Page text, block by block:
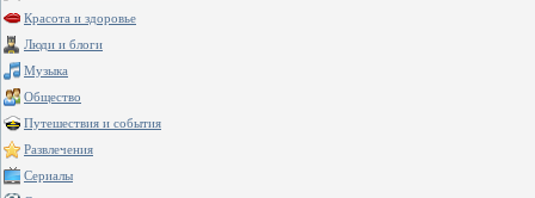
Красота и здоровье
Люди и блоги
Музыка
Общество
Путешествия и события
Развлечения
Сериалы